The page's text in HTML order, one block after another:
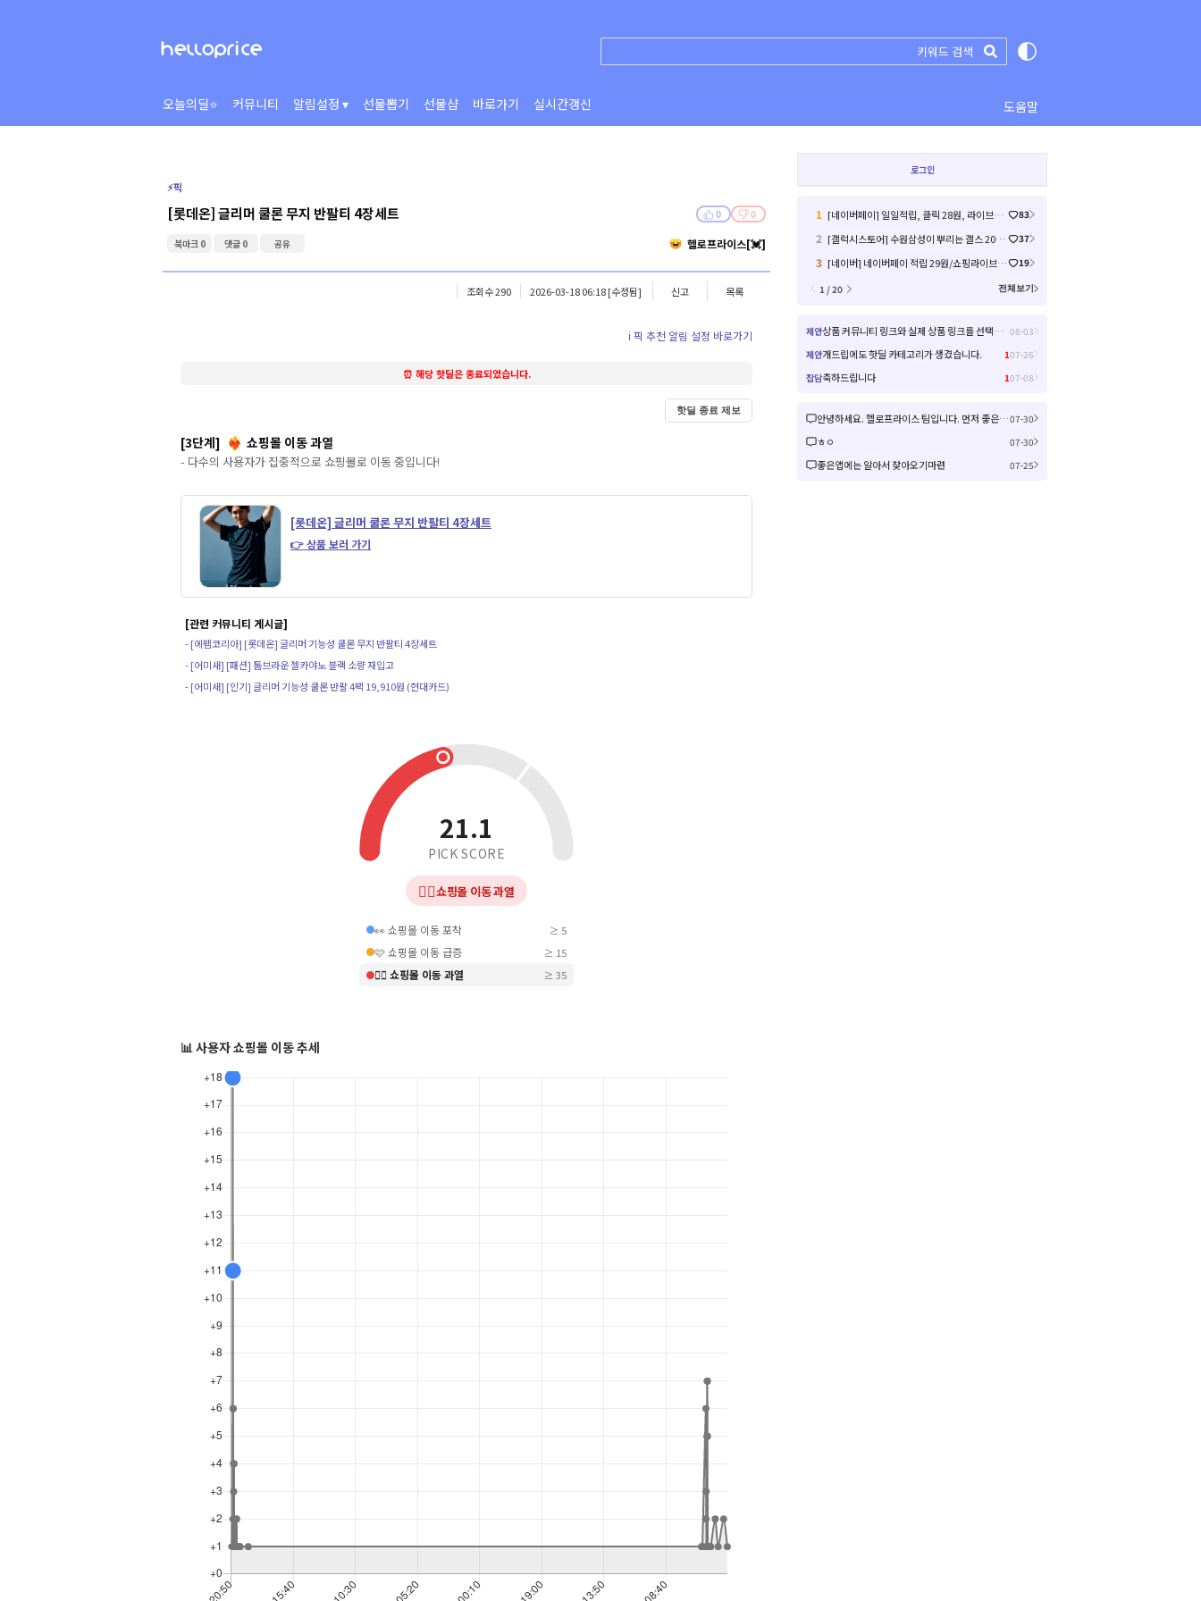
오늘의딜⭐ 커뮤니티 알림설정 ▾ 선물뽑기 선물샵 바로가기 실시간갱신 도움말
⚡️픽
[롯데온] 글리머 쿨론 무지 반팔티 4장세트 0 0
북마크 0 댓글 0 공유 헬로프라이스[💓]
조회수 290 2026-03-18 06:18[수정됨] 신고 목록
ℹ️ 픽 추천 알림 설정 바로가기
⏰ 해당 핫딜은 종료되었습니다.
핫딜 종료 제보
[3단계] ❤️‍🔥 쇼핑몰 이동 과열
- 다수의 사용자가 집중적으로 쇼핑몰로 이동 중입니다!
[롯데온] 글리머 쿨론 무지 반팔티 4장세트
👉 상품 보러 가기
[관련 커뮤니티 게시글]
- [에펨코리아] [롯데온] 글리머 기능성 쿨론 무지 반팔티 4장세트
- [어미새] [패션] 톰브라운 젤카야노 블랙 소량 재입고
- [어미새] [인기] 글리머 기능성 쿨론 반팔 4팩 19,910원 (현대카드)
21.1
PICK SCORE
❤️‍🔥쇼핑몰 이동 과열
👀 쇼핑몰 이동 포착 ≥ 5
🩷 쇼핑몰 이동 급증 ≥ 15
❤️‍🔥 쇼핑몰 이동 과열 ≥ 35
📊 사용자 쇼핑몰 이동 추세
로그인
1 [네이버페이] 일일적립, 클릭 28원, 라이브예고 1원 (12) 83
2 [갤럭시스토어] 수원삼성이 뿌리는 갤스 2000원 쿠폰 (0원 / 배송비 무료) 37
3 [네이버] 네이버페이 적립 29원/쇼핑라이브/12원 종합 차트 (26.8.9) (원 10 원 / 배송비 0)
19
1 / 20
전체보기
제안 상품 커뮤니티 링크와 실제 상품 링크를 선택해서 들어갈 수 있으면 좋을거 같아요! 08-03
제안개드립에도 핫딜 카테고리가 생겼습니다. 107-26
잡담축하드립니다 107-08
안녕하세요. 헬로프라이스 팀입니다. 먼저 좋은 제안을 주셔서 감사합니다! 신규 커뮤니티 연동은 작업이 크게 예상되어 검토 후 진행여부, 진행 시 추가 일정을 공유드리겠습니다! 감사합니다.07-30
ㅎㅇ 07-30
좋은앱에는 알아서 찾아오기마련 07-25